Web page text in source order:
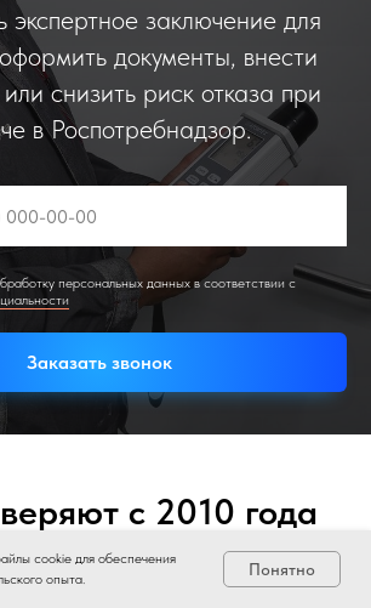
экспертное заключение для
документы, внести
снизить риск отказа при
в Роспотребнадзор.
персональных данных в соответствии с
Заказать звонок
с 2010 года
cookie для обеспечения
опыта.
Понятно